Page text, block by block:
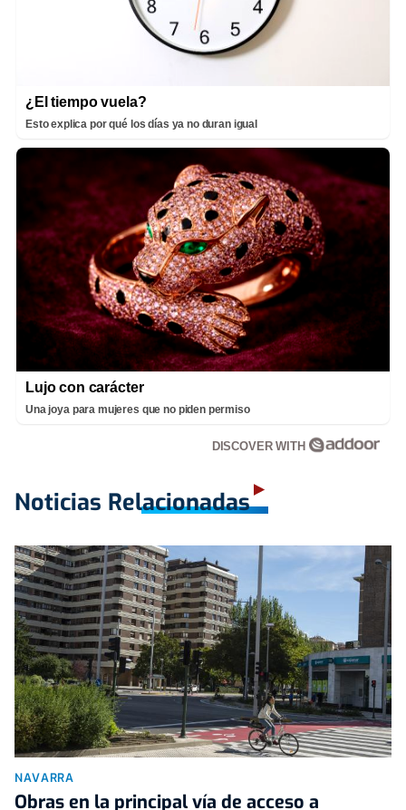
¿El tiempo vuela?
Esto explica por qué los días ya no duran igual
Lujo con carácter
Una joya para mujeres que no piden permiso
DISCOVER WITH
Noticias Relacionadas
NAVARRA
Obras en la principal vía de acceso a